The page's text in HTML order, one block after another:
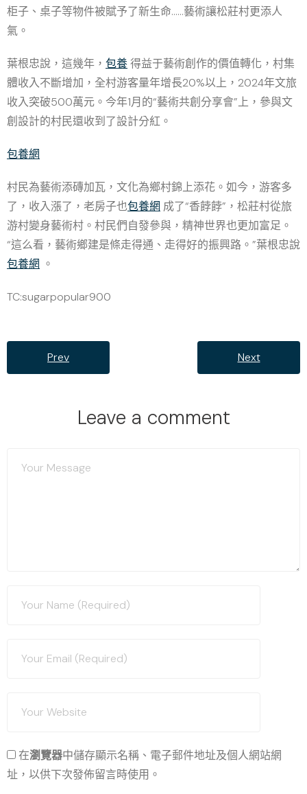
柜子、桌子等物件被賦予了新生命……藝術讓松莊村更添人
氣。
葉根忠說，這幾年， 包養得益于藝術創作的價值轉化，村集
體收入不斷增加，全村游客量年增長20%以上，2024年文旅
收入突破500萬元。今年1月的“藝術共創分享會”上，參與文
創設計的村民還收到了設計分紅。
包養網
村民為藝術添磚加瓦，文化為鄉村錦上添花。如今，游客多
了，收入漲了，老房子也包養網 成了“香餑餑”，松莊村從旅
游村變身藝術村。村民們自發參與，精神世界也更加富足。
“這么看，藝術鄉建是條走得通、走得好的振興路。”葉根忠說
包養網 。
TC:sugarpopular900
Prev Next
Leave a comment
在瀏覽器中儲存顯示名稱、電子郵件地址及個人網站網
址，以供下次發佈留言時使用。